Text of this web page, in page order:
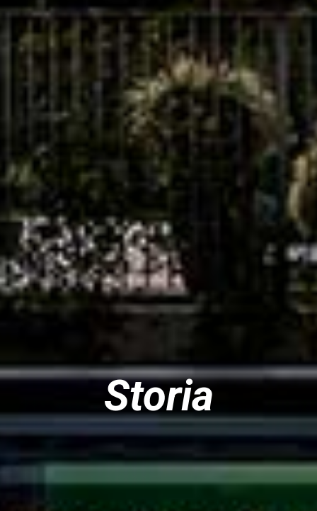
Storia